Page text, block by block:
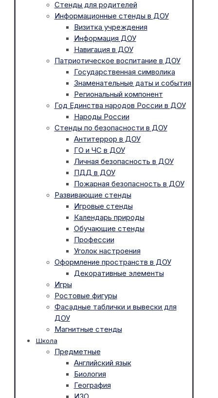
Стенды для родителей
Информационные стенды в ДОУ
Визитка учреждения
Информация ДОУ
Навигация в ДОУ
Патриотическое воспитание в ДОУ
Государственная символика
Знаменательные даты и события
Региональный компонент
Год Единства народов России в ДОУ
Народы России
Стенды по безопасности в ДОУ
Антитеррор в ДОУ
ГО и ЧС в ДОУ
Личная безопасность в ДОУ
ПДД в ДОУ
Пожарная безопасность в ДОУ
Развивающие стенды
Игровые стенды
Календарь природы
Обучающие стенды
Профессии
Уголок настроения
Оформление пространств в ДОУ
Декоративные элементы
Игры
Ростовые фигуры
Фасадные таблички и вывески для
ДОУ
Магнитные стенды
Школа
Предметные
Английский язык
Биология
География